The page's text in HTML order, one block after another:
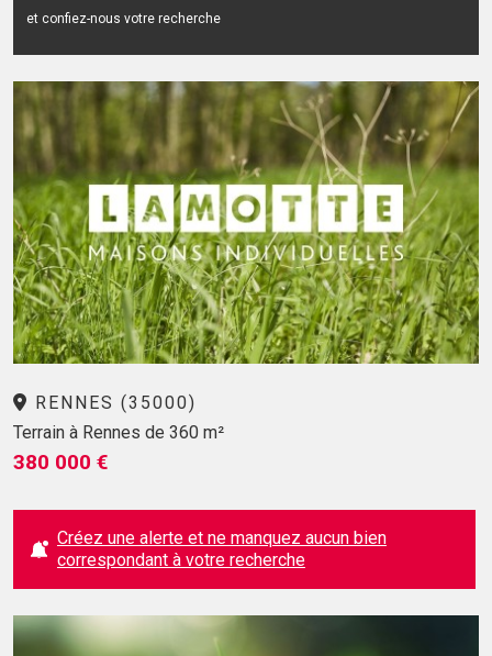
et confiez-nous votre recherche
RENNES (35000)
Terrain à Rennes de 360 m²
380 000 €
Créez une alerte et ne manquez aucun bien
correspondant à votre recherche